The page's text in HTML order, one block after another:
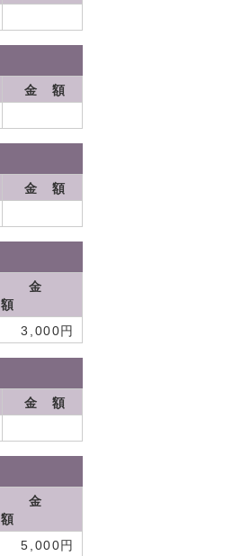
金 額
金 額
金
額
3,000円
金 額
金
額
5,000円